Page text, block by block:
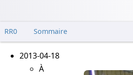
RR0 Sommaire
2013-04-18
À